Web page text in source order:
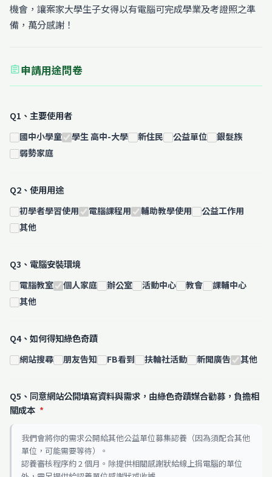
機會，讓案家大學生子女得以有電腦可完成學業及考證照之準
備，萬分感謝！
assignment申請用途問卷
Q1、主要使用者
國中小學童 學生 高中-大學 新住民 公益單位
銀髮族
弱勢家庭
Q2、使用用途
初學者學習使用 電腦課程用 輔助教學使用
公益工作用
其他
Q3、電腦安裝環境
電腦教室 個人家庭 辦公室 活動中心 教會
課輔中心
其他
Q4、如何得知綠色奇蹟
網站搜尋 朋友告知 FB看到 扶輪社活動 新聞廣告 其他
Q5、同意網站公開填寫資料與需求，由綠色奇蹟媒合勸募，負擔相
關成本 *
我們會將你的需求公開給其他公益單位募集認養（因為須配合其他
單位，可能需要等待）。
認養審核程序約 2 個月。除提供相關感謝狀給線上捐電腦的單位